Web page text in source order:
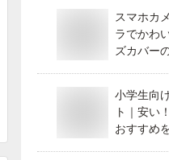
スマホカ
ラでかわ
ズカバー
小学生向
ト｜安い
おすすめ